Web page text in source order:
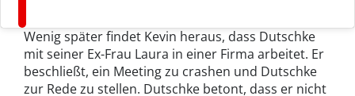
Wenig später findet Kevin heraus, dass Dutschke
mit seiner Ex-Frau Laura in einer Firma arbeitet. Er
beschließt, ein Meeting zu crashen und Dutschke
zur Rede zu stellen. Dutschke betont, dass er nicht